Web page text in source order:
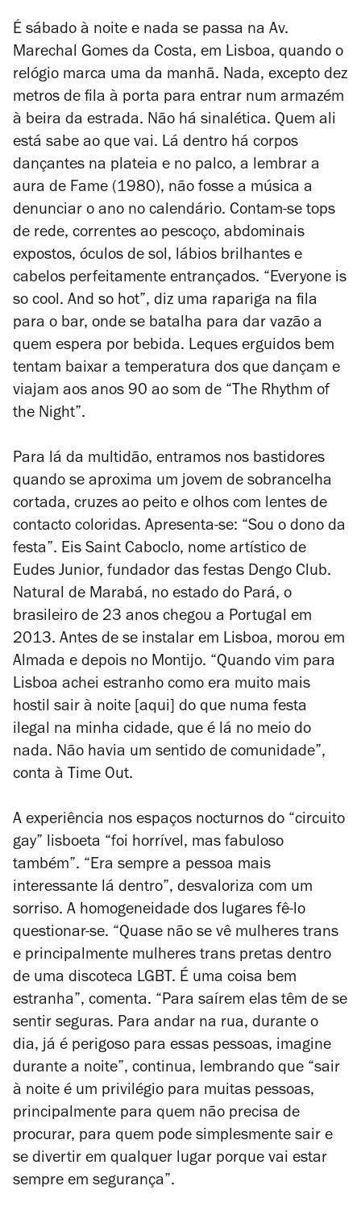
É sábado à noite e nada se passa na Av.
Marechal Gomes da Costa, em Lisboa, quando o
relógio marca uma da manhã. Nada, excepto dez
metros de fila à porta para entrar num armazém
à beira da estrada. Não há sinalética. Quem ali
está sabe ao que vai. Lá dentro há corpos
dançantes na plateia e no palco, a lembrar a
aura de Fame (1980), não fosse a música a
denunciar o ano no calendário. Contam-se tops
de rede, correntes ao pescoço, abdominais
expostos, óculos de sol, lábios brilhantes e
cabelos perfeitamente entrançados. “Everyone is
so cool. And so hot”, diz uma rapariga na fila
para o bar, onde se batalha para dar vazão a
quem espera por bebida. Leques erguidos bem
tentam baixar a temperatura dos que dançam e
viajam aos anos 90 ao som de “The Rhythm of
the Night”.
Para lá da multidão, entramos nos bastidores
quando se aproxima um jovem de sobrancelha
cortada, cruzes ao peito e olhos com lentes de
contacto coloridas. Apresenta-se: “Sou o dono da
festa”. Eis Saint Caboclo, nome artístico de
Eudes Junior, fundador das festas Dengo Club.
Natural de Marabá, no estado do Pará, o
brasileiro de 23 anos chegou a Portugal em
2013. Antes de se instalar em Lisboa, morou em
Almada e depois no Montijo. “Quando vim para
Lisboa achei estranho como era muito mais
hostil sair à noite [aqui] do que numa festa
ilegal na minha cidade, que é lá no meio do
nada. Não havia um sentido de comunidade”,
conta à Time Out.
A experiência nos espaços nocturnos do “circuito
gay” lisboeta “foi horrível, mas fabuloso
também”. “Era sempre a pessoa mais
interessante lá dentro”, desvaloriza com um
sorriso. A homogeneidade dos lugares fê-lo
questionar-se. “Quase não se vê mulheres trans
e principalmente mulheres trans pretas dentro
de uma discoteca LGBT. É uma coisa bem
estranha”, comenta. “Para saírem elas têm de se
sentir seguras. Para andar na rua, durante o
dia, já é perigoso para essas pessoas, imagine
durante a noite”, continua, lembrando que “sair
à noite é um privilégio para muitas pessoas,
principalmente para quem não precisa de
procurar, para quem pode simplesmente sair e
se divertir em qualquer lugar porque vai estar
sempre em segurança”.